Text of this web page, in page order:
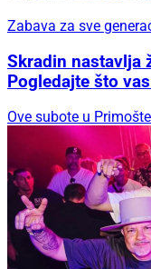
Zabava za sve
Skradin nastavlja
Pogledajte što
Ove subote u